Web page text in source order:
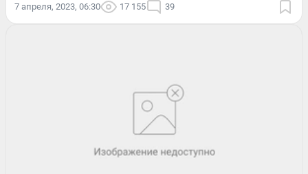
7 апреля, 2023, 06:30 17 155 39